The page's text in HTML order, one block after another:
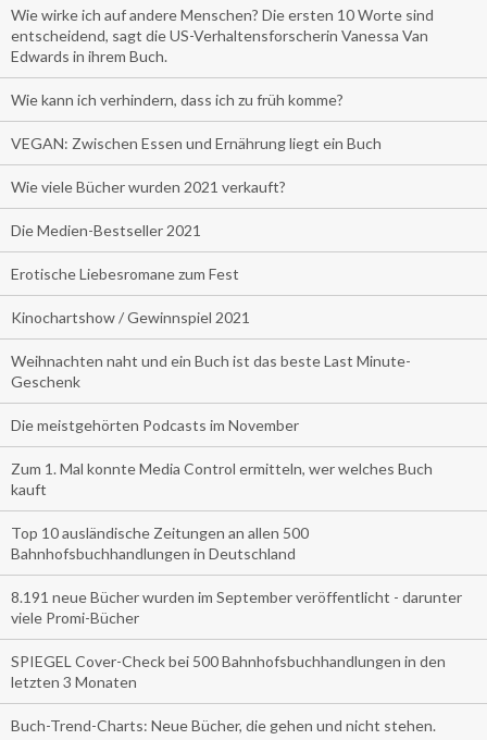
Wie wirke ich auf andere Menschen? Die ersten 10 Worte sind
entscheidend, sagt die US-Verhaltensforscherin Vanessa Van
Edwards in ihrem Buch.
Wie kann ich verhindern, dass ich zu früh komme?
VEGAN: Zwischen Essen und Ernährung liegt ein Buch
Wie viele Bücher wurden 2021 verkauft?
Die Medien-Bestseller 2021
Erotische Liebesromane zum Fest
Kinochartshow / Gewinnspiel 2021
Weihnachten naht und ein Buch ist das beste Last Minute-
Geschenk
Die meistgehörten Podcasts im November
Zum 1. Mal konnte Media Control ermitteln, wer welches Buch
kauft
Top 10 ausländische Zeitungen an allen 500
Bahnhofsbuchhandlungen in Deutschland
8.191 neue Bücher wurden im September veröffentlicht - darunter
viele Promi-Bücher
SPIEGEL Cover-Check bei 500 Bahnhofsbuchhandlungen in den
letzten 3 Monaten
Buch-Trend-Charts: Neue Bücher, die gehen und nicht stehen.